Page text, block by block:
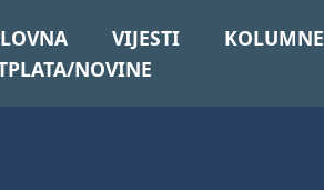
VIJESTI KOLUMNE
NOVINE